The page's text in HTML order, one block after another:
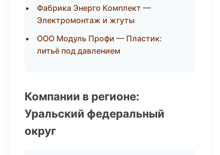
Фабрика Энерго Комплект —
Электромонтаж и жгуты
ООО Модуль Профи — Пластик:
литьё под давлением
Компании в регионе:
Уральский федеральный
округ